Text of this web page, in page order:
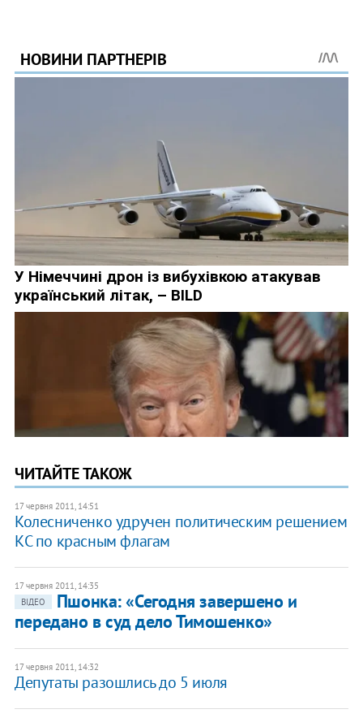
ЧИТАЙТЕ ТАКОЖ
17 червня 2011, 14:51
Колесниченко удручен политическим решением
КС по красным флагам
17 червня 2011, 14:35
ВІДЕО
Пшонка: «Сегодня завершено и
передано в суд дело Тимошенко»
17 червня 2011, 14:32
Депутаты разошлись до 5 июля